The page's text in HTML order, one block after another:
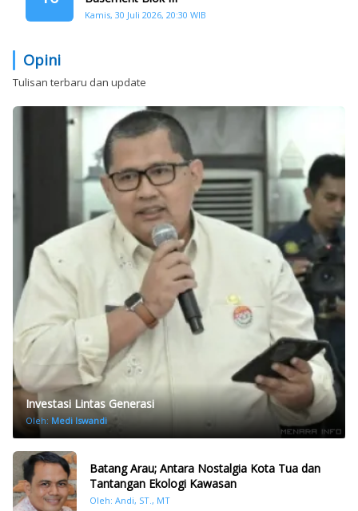
Kamis, 30 Juli 2026, 20:30 WIB
Opini
Tulisan terbaru dan update
Investasi Lintas Generasi
Oleh: Medi Iswandi
Batang Arau; Antara Nostalgia Kota Tua dan
Tantangan Ekologi Kawasan
Oleh: Andi, ST., MT